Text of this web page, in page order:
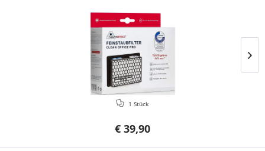
€ 39,90
1 Stück